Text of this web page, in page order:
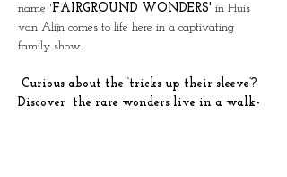
name 'FAIRGROUND WONDERS' in Huis
van Alijn comes to life here in a captivating
family show.
Discover  the rare wonders live in a walk-